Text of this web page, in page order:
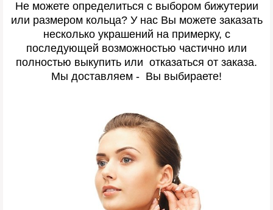
Не можете определиться с выбором бижутерии
или размером кольца? У нас Вы можете заказать
несколько украшений на примерку, с
последующей возможностью частично или
полностью выкупить или отказаться от заказа.
Мы доставляем - Вы выбираете!